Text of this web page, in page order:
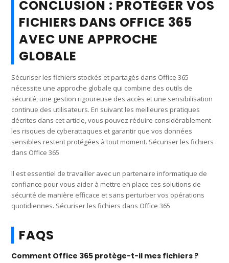
CONCLUSION : PROTÉGER VOS
FICHIERS DANS OFFICE 365
AVEC UNE APPROCHE
GLOBALE
Sécuriser les fichiers stockés et partagés dans Office 365
nécessite une approche globale qui combine des outils de
sécurité, une gestion rigoureuse des accès et une sensibilisation
continue des utilisateurs. En suivant les meilleures pratiques
décrites dans cet article, vous pouvez réduire considérablement
les risques de cyberattaques et garantir que vos données
sensibles restent protégées à tout moment. Sécuriser les fichiers
dans Office 365
Il est essentiel de travailler avec un partenaire informatique de
confiance pour vous aider à mettre en place ces solutions de
sécurité de manière efficace et sans perturber vos opérations
quotidiennes. Sécuriser les fichiers dans Office 365
FAQS
Comment Office 365 protège-t-il mes fichiers ?